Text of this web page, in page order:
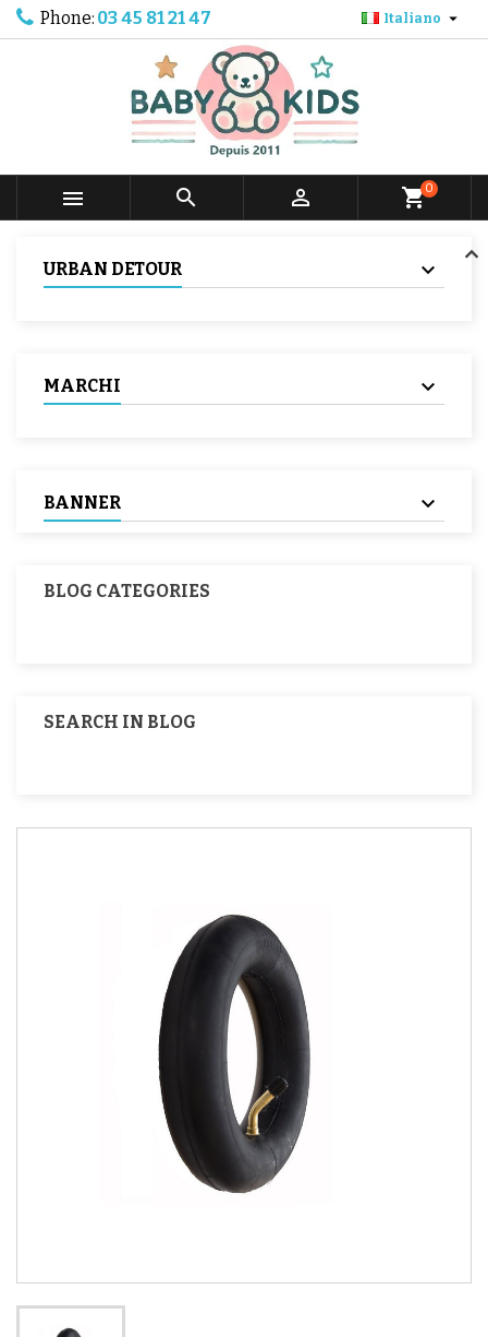
Phone: 03 45 81 21 47 Italiano 
   shopping_cart0
URBAN DETOUR
MARCHI
BANNER
BLOG CATEGORIES
SEARCH IN BLOG